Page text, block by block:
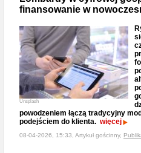
finansowanie w
Unsplash
powodzeniem łączą tradycyjny
podejściem do klienta. więcej
08-04-2026, 15:33, Artykuł gościnny,